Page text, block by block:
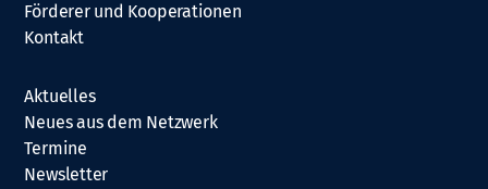
Förderer und Kooperationen
Kontakt
Aktuelles
Neues aus dem Netzwerk
Termine
Newsletter